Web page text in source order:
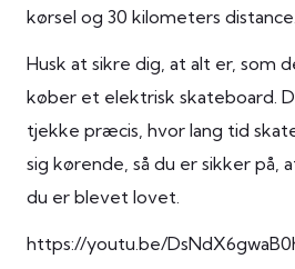
kørsel og 30 kilometers distance.
Husk at sikre dig, at alt er, som
køber et elektrisk skateboard.
tjekke præcis, hvor lang tid
sig kørende, så du er sikker på,
du er blevet lovet.
https://youtu.be/